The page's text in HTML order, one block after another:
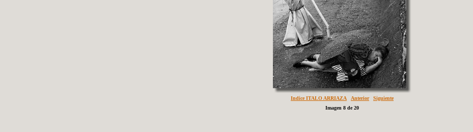
Indice ITALO ARRIAZA Anterior
Siguiente
Imagen 8 de 20